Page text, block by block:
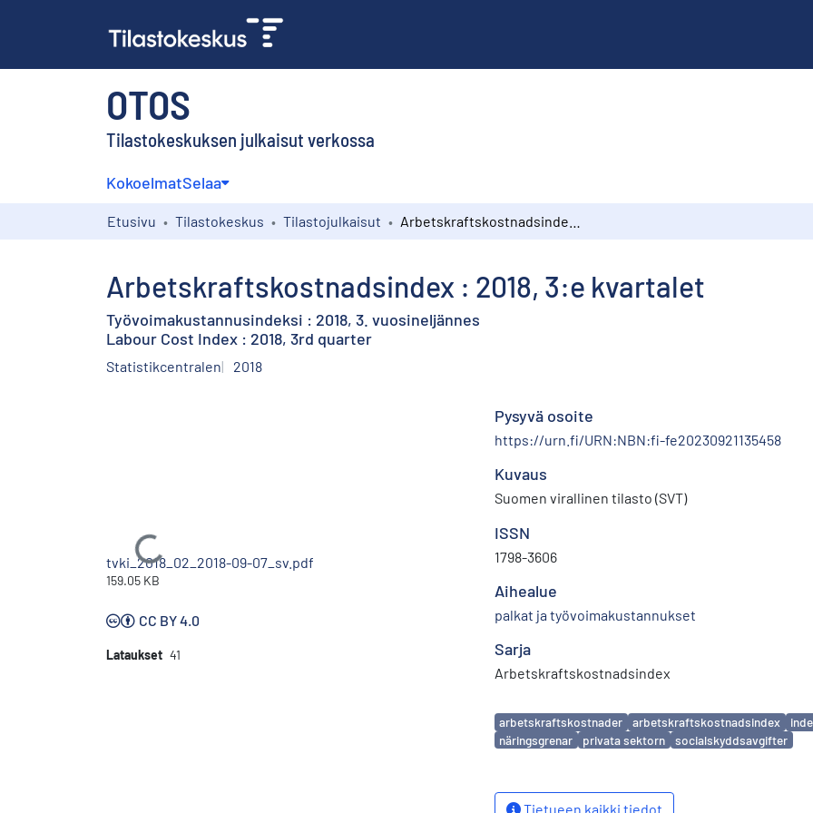
OTOS
Tilastokeskuksen julkaisut verkossa
KokoelmatSelaa
Etusivu Tilastokeskus Tilastojulkaisut
Arbetskraftskostnadsindex : 2018, 3:e kvartalet
Työvoimakustannusindeksi : 2018, 3. vuosineljännes
Labour Cost Index : 2018, 3rd quarter
Statistikcentralen 2018
Ladataan...
tvki_2018_02_2018-09-07_sv.pdf
159.05 KB
CC BY 4.0
Lataukset 41
Pysyvä osoite
https://urn.fi/URN:NBN:fi-fe20230921135458
Kuvaus
Suomen virallinen tilasto (SVT)
ISSN
1798-3606
Aihealue
palkat ja työvoimakustannukset
Sarja
Arbetskraftskostnadsindex
Avainsanat
arbetskraftskostnader arbetskraftskostnadsindex
näringsgrenar
privata sektorn socialskyddsavgifter
Tietueen kaikki tiedot